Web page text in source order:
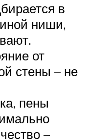
в
ниши,
от
стены – не
пены
–